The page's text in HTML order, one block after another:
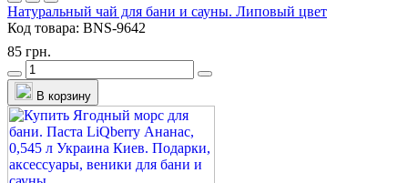
Натуральный чай для бани и сауны. Липовый цвет
Код товара: BNS-9642
85 грн.
В корзину